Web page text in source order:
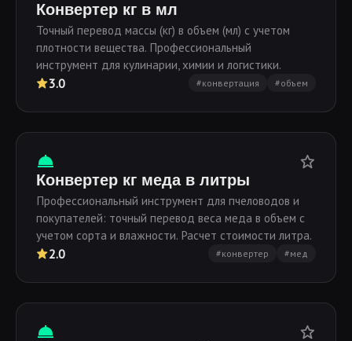
Конвертер кг в мл
Точный перевод массы (кг) в объем (мл) с учетом
плотности вещества. Профессиональный
инструмент для кулинарии, химии и логистики.
3.0 #конвертация #объем
Конвертер кг меда в литры
Профессиональный инструмент для пчеловодов и
покупателей: точный перевод веса меда в объем с
учетом сорта и влажности. Расчет стоимости литра.
2.0 #конвертер #мед